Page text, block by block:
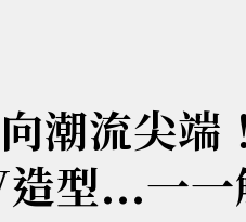
潮流尖端
型...一一